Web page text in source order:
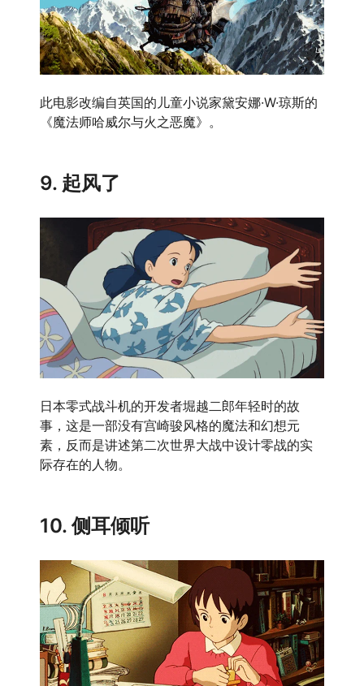
此电影改编自英国的儿童小说家黛安娜·W·琼斯的
《魔法师哈威尔与火之恶魔》。
9. 起风了
日本零式战斗机的开发者堀越二郎年轻时的故
事，这是一部没有宫崎骏风格的魔法和幻想元
素，反而是讲述第二次世界大战中设计零战的实
际存在的人物。
10. 侧耳倾听